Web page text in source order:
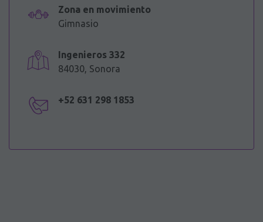
Zona en movimiento
Gimnasio
Ingenieros 332
84030, Sonora
+52 631 298 1853